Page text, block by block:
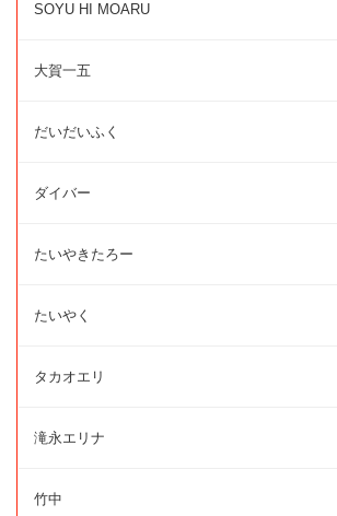
SOYU HI MOARU
大賀一五
だいだいふく
ダイバー
たいやきたろー
たいやく
タカオエリ
滝永エリナ
竹中